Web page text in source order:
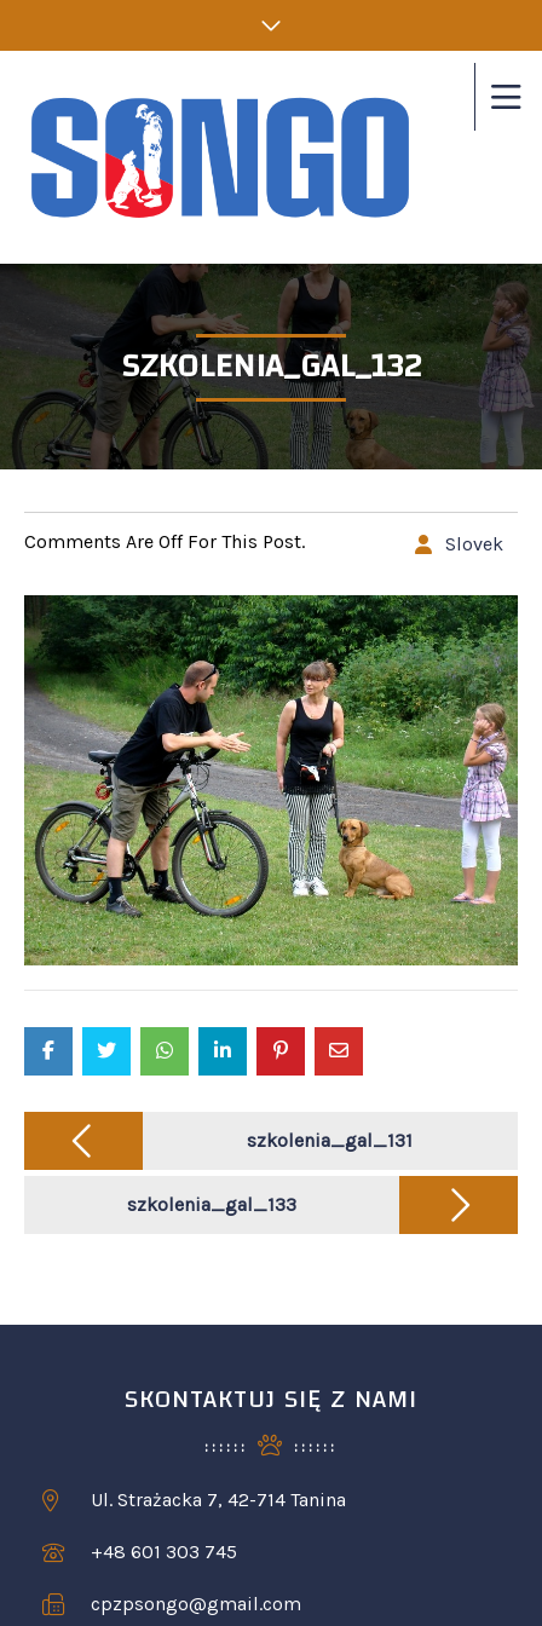
SZKOLENIA_GAL_132
Slovek
Comments Are Off For This Post.
Post
navigation szkolenia_gal_131
szkolenia_gal_133
SKONTAKTUJ SIĘ Z NAMI
Ul. Strażacka 7, 42-714 Tanina
+48 601 303 745
cpzpsongo@gmail.com